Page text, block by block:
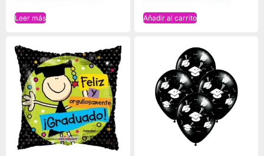
Leer más Añadir al carrito